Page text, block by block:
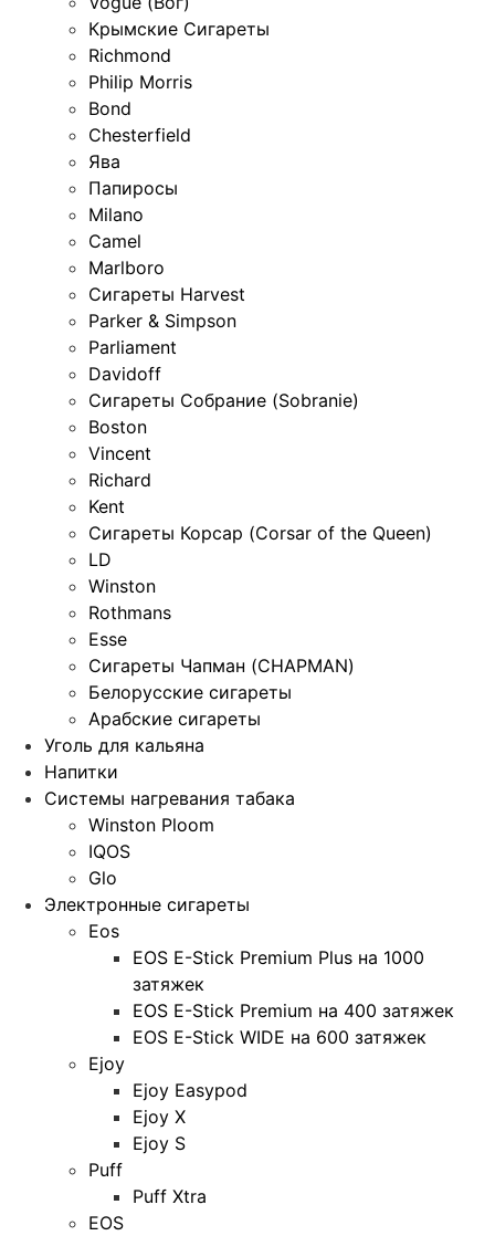
Крымские Сигареты
Richmond
Philip Morris
Bond
Chesterfield
Ява
Папиросы
Milano
Camel
Marlboro
Сигареты Harvest
Parker & Simpson
Parliament
Davidoff
Сигареты Собрание (Sobranie)
Boston
Vincent
Richard
Kent
Сигареты Корсар (Corsar of the Queen)
LD
Winston
Rothmans
Esse
Сигареты Чапман (CHAPMAN)
Белорусские сигареты
Арабские сигареты
Уголь для кальяна
Напитки
Системы нагревания табака
Winston Ploom
IQOS
Glo
Электронные сигареты
Eos
EOS E-Stick Premium Plus на 1000
затяжек
EOS E-Stick Premium на 400 затяжек
EOS E-Stick WIDE на 600 затяжек
Ejoy
Ejoy Easypod
Ejoy X
Ejoy S
Puff
Puff Xtra
EOS